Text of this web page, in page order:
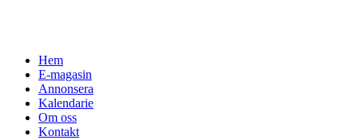
Hem
E-magasin
Annonsera
Kalendarie
Om oss
Kontakt